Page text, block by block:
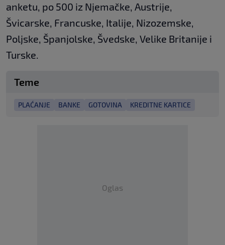
anketu, po 500 iz Njemačke, Austrije,
Švicarske, Francuske, Italije, Nizozemske,
Poljske, Španjolske, Švedske, Velike Britanije i
Turske.
Teme
PLAĆANJE BANKE GOTOVINA KREDITNE KARTICE
Oglas